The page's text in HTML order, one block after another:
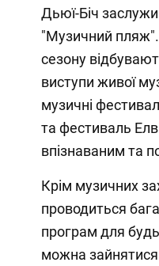
Дьюї-Біч
"Музичний
сезону
виступи живої
музичні
та фестиваль
впізнаваним та
Крім музичних
проводиться
програм для
можна